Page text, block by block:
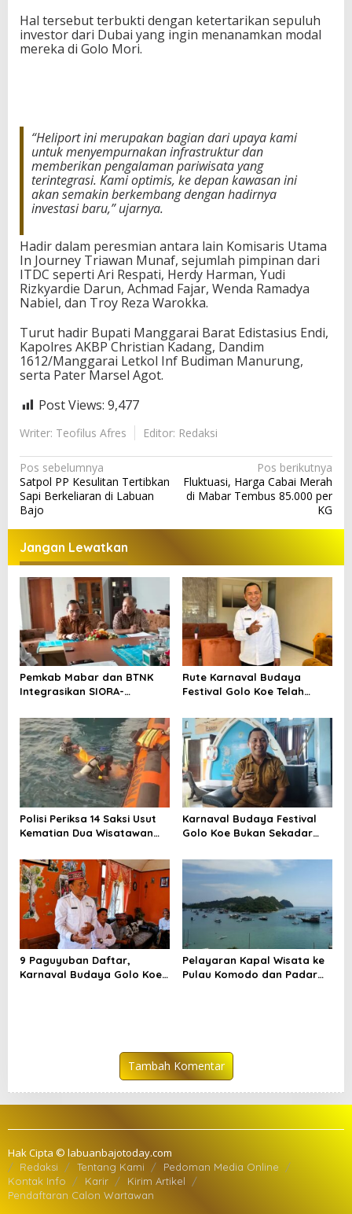
Hal tersebut terbukti dengan ketertarikan sepuluh
investor dari Dubai yang ingin menanamkan modal
mereka di Golo Mori.
“Heliport ini merupakan bagian dari upaya kami
untuk menyempurnakan infrastruktur dan
memberikan pengalaman pariwisata yang
terintegrasi. Kami optimis, ke depan kawasan ini
akan semakin berkembang dengan hadirnya
investasi baru,” ujarnya.
Hadir dalam peresmian antara lain Komisaris Utama
In Journey Triawan Munaf, sejumlah pimpinan dari
ITDC seperti Ari Respati, Herdy Harman, Yudi
Rizkyardie Darun, Achmad Fajar, Wenda Ramadya
Nabiel, dan Troy Reza Warokka.
Turut hadir Bupati Manggarai Barat Edistasius Endi,
Kapolres AKBP Christian Kadang, Dandim
1612/Manggarai Letkol Inf Budiman Manurung,
serta Pater Marsel Agot.
Post Views: 9,477
Writer: Teofilus Afres Editor: Redaksi
N
a
v
i
g
a
s
i
p
o
s
Pos sebelumnya
Satpol PP Kesulitan Tertibkan
Sapi Berkeliaran di Labuan
Bajo
Pos berikutnya
Fluktuasi, Harga Cabai Merah
di Mabar Tembus 85.000 per
KG
Jangan Lewatkan
Pemkab Mabar dan BTNK
Integrasikan SIORA-
Rute Karnaval Budaya
Festival Golo Koe Telah
Polisi Periksa 14 Saksi Usut
Kematian Dua Wisatawan
Karnaval Budaya Festival
Golo Koe Bukan Sekadar
Bersama
9 Paguyuban Daftar,
Karnaval Budaya Golo Koe
Pelayaran Kapal Wisata ke
Pulau Komodo dan Padar
Tambah Komentar
Hak Cipta © labuanbajotoday.com
Redaksi Tentang Kami
Pedoman Media Online
Kontak Info
Karir
Kirim Artikel
Pendaftaran Calon Wartawan